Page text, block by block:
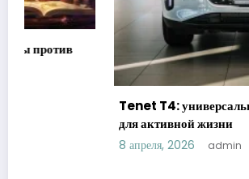
Tenet T4: универсальный
для активной жизни
admin